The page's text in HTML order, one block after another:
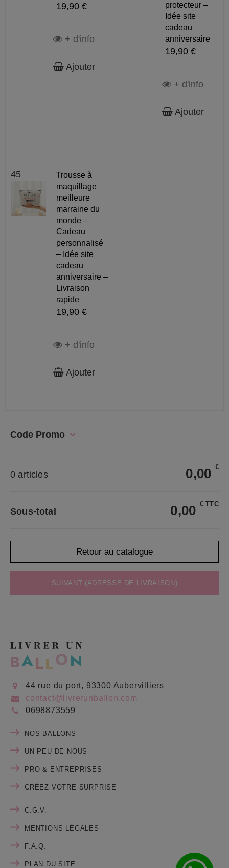
19,90 €
+ d'info
Ajouter
protecteur –
Idée site
cadeau
anniversaire
19,90 €
+ d'info
Ajouter
45
Trousse à
maquillage
meilleure
marraine du
monde –
Cadeau
personnalisé
– Idée site
cadeau
anniversaire –
Livraison
rapide
19,90 €
+ d'info
Ajouter
Code Promo
0 articles 0,00 €
Sous-total 0,00 € TTC
Retour au catalogue
SUIVANT (ADRESSE DE LIVRAISON)
44 rue du port, 93300 Aubervilliers
contact@livrerunballon.com
0698873559
NOS BALLONS
UN PEU DE NOUS
PRO & ENTREPRISES
CRÉEZ VOTRE SURPRISE
C.G.V.
MENTIONS LÉGALES
F.A.Q.
PLAN DU SITE